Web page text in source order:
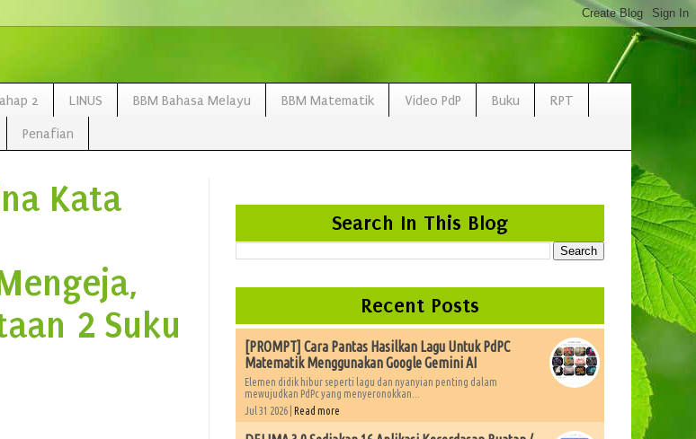
2 LINUS BBM Bahasa Melayu BBM Matematik Video PdP Buku RPT
Penafian
Kata
2 Suku
Search In This Blog
Recent Posts
[PROMPT] Cara Pantas Hasilkan Lagu Untuk PdPC
Matematik Menggunakan Google Gemini AI
Elemen didik hibur seperti lagu dan nyanyian penting dalam
mewujudkan PdPc yang menyeronokkan...
Jul 31 2026 | Read more